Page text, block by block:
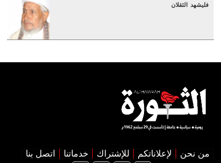
فليشهد الثقلان
من نحن لإعلاناتكم للإشتراك خدماتنا اتصل بنا